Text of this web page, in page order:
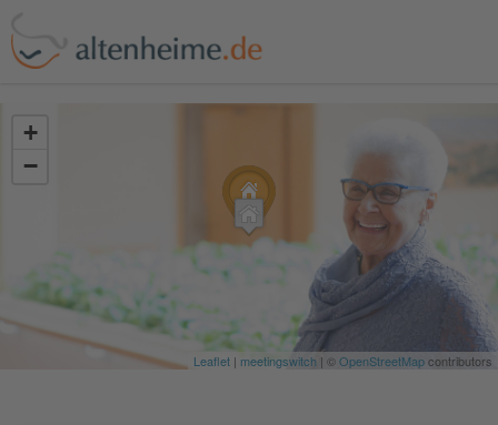
+
−
Leaflet | meetingswitch | ©OpenStreetMapcontributors